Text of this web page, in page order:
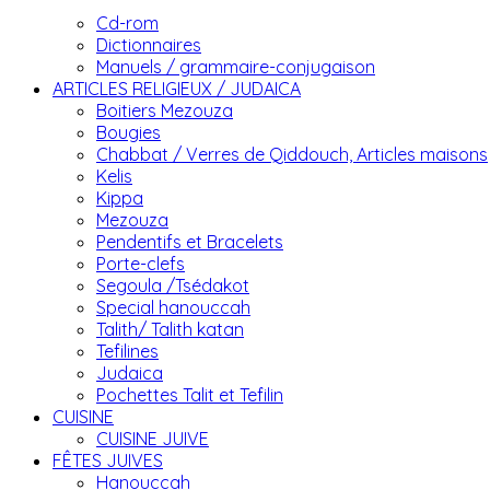
Cd-rom
Dictionnaires
Manuels / grammaire-conjugaison
ARTICLES RELIGIEUX / JUDAICA
Boitiers Mezouza
Bougies
Chabbat / Verres de Qiddouch, Articles maisons
Kelis
Kippa
Mezouza
Pendentifs et Bracelets
Porte-clefs
Segoula /Tsédakot
Special hanouccah
Talith/ Talith katan
Tefilines
Judaica
Pochettes Talit et Tefilin
CUISINE
CUISINE JUIVE
FÊTES JUIVES
Hanouccah